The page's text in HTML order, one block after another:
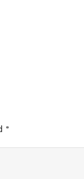
*